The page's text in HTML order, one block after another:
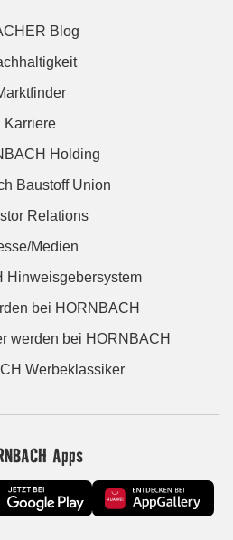
Blog
Karriere
Holding
Baustoff Union
Relations
Medien
Hinweisgebersystem
bei HORNBACH
werden bei HORNBACH
Werbeklassiker
Apps